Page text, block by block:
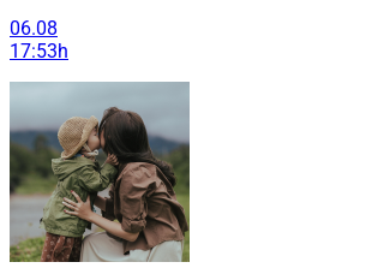
06.08
17:53h